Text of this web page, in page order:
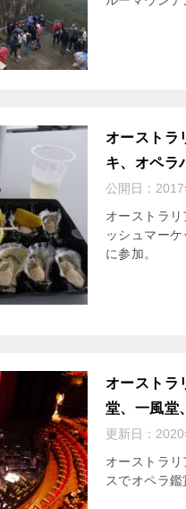
オーストラ
キ、オペラ
公開日：
オーストラ
ッシュマー
に参加。
オーストラ
堂、一風堂
更新日：
オーストラ
スでオペラ鑑